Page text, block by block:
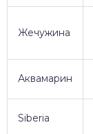
Жечужина
Аквамарин
Siberia